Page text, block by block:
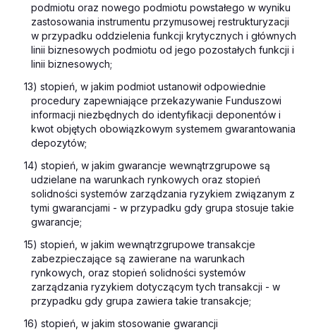
podmiotu oraz nowego podmiotu powstałego w wyniku
zastosowania instrumentu przymusowej restrukturyzacji
w przypadku oddzielenia funkcji krytycznych i głównych
linii biznesowych podmiotu od jego pozostałych funkcji i
linii biznesowych;
13) stopień, w jakim podmiot ustanowił odpowiednie
procedury zapewniające przekazywanie Funduszowi
informacji niezbędnych do identyfikacji deponentów i
kwot objętych obowiązkowym systemem gwarantowania
depozytów;
14) stopień, w jakim gwarancje wewnątrzgrupowe są
udzielane na warunkach rynkowych oraz stopień
solidności systemów zarządzania ryzykiem związanym z
tymi gwarancjami - w przypadku gdy grupa stosuje takie
gwarancje;
15) stopień, w jakim wewnątrzgrupowe transakcje
zabezpieczające są zawierane na warunkach
rynkowych, oraz stopień solidności systemów
zarządzania ryzykiem dotyczącym tych transakcji - w
przypadku gdy grupa zawiera takie transakcje;
16) stopień, w jakim stosowanie gwarancji